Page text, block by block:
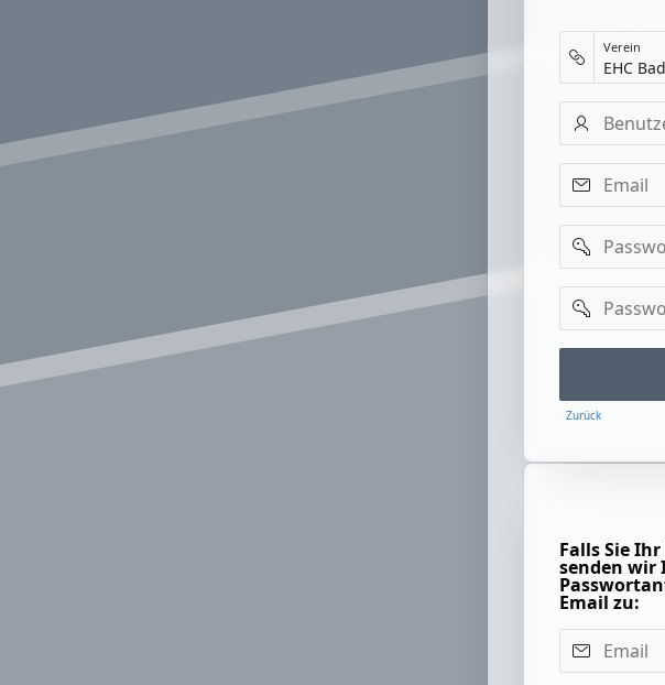
Verein
Benutzername
Email
Passwort
Passwort
wiederholen
Zurück
Falls Sie
senden wir
Email zu:
Email